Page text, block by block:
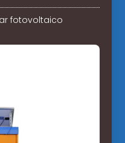
fotovoltaico